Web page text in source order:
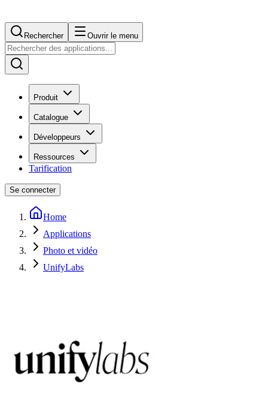
Rechercher Ouvrir le menu
Produit
Catalogue
Développeurs
Ressources
Tarification
Se connecter
Home
Applications
Photo et vidéo
UnifyLabs